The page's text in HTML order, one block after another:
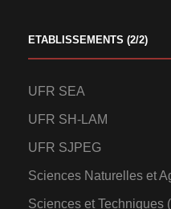
ETABLISSEMENTS (2/2)
UFR SEA
UFR SH-LAM
UFR SJPEG
Sciences Naturelles et
Sciences et Techniques